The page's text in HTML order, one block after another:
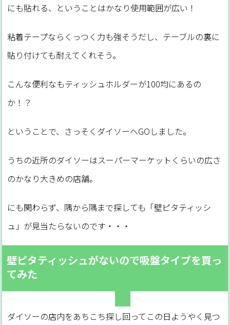
にも貼れる、ということはかなり使用範囲が広い！
粘着テープならくっつく力も強そうだし、テーブルの裏に
貼り付けても耐えてくれそう。
こんな便利なもティッシュホルダーが100均にあるの
か！？
ということで、さっそくダイソーへGOしました。
うちの近所のダイソーはスーパーマーケットくらいの広さ
のかなり大きめの店舗。
にも関わらず、隅から隅まで探しても「壁ピタティッシ
ュ」が見当たらないのです・・・
壁ピタティッシュがないので吸盤タイプを買っ
てみた
ダイソーの店内をあちこち探し回ってこの日ようやく見つ